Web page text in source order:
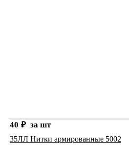
40 ₽ за шт
35ЛЛ Нитки армированные 5002